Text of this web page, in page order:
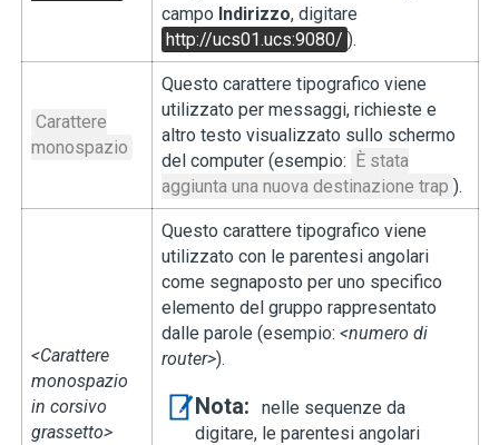
campo Indirizzo, digitare
http://ucs01.ucs:9080/ ).
Carattere
monospazio
Questo carattere tipografico viene
utilizzato per messaggi, richieste e
altro testo visualizzato sullo schermo
del computer (esempio: È stata
aggiunta una nuova destinazione trap ).
<Carattere
monospazio
in corsivo
grassetto>
Questo carattere tipografico viene
utilizzato con le parentesi angolari
come segnaposto per uno specifico
elemento del gruppo rappresentato
dalle parole (esempio: <numero di
router>).
Nota:
nelle sequenze da
digitare, le parentesi angolari